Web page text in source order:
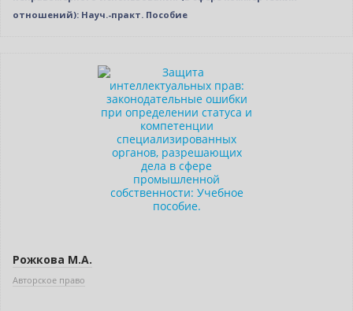
отношений): Науч.-практ. Пособие
Рожкова М.А.
Авторское право